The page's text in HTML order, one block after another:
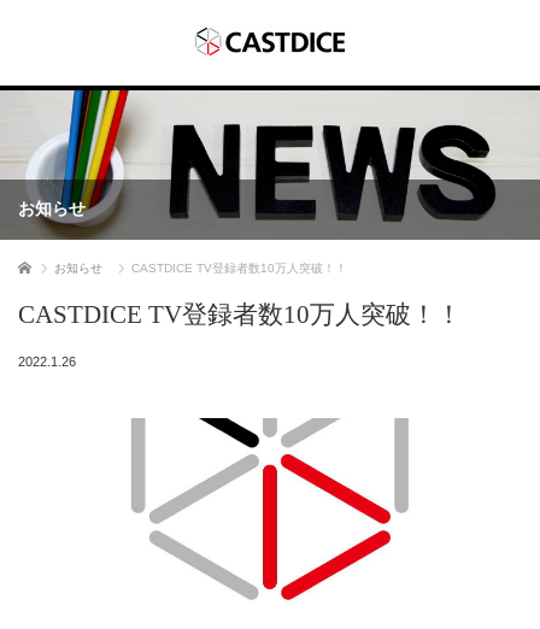
お知らせ
ホーム お知らせ CASTDICE TV登録者数10万人突破！！
CASTDICE TV登録者数10万人突破！！
2022.1.26